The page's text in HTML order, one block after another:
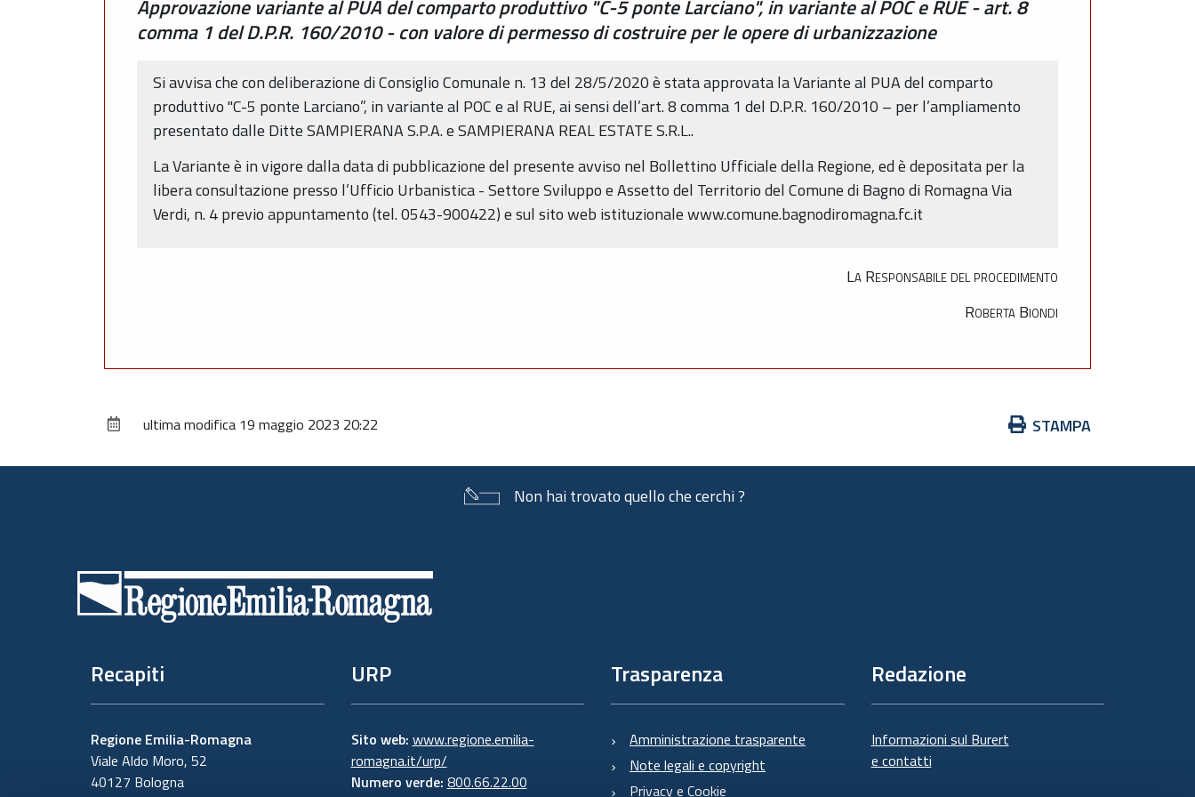
Approvazione variante al PUA del comparto produttivo "C-5 ponte Larciano", in variante al POC e RUE - art. 8
comma 1 del D.P.R. 160/2010 - con valore di permesso di costruire per le opere di urbanizzazione
Si avvisa che con deliberazione di Consiglio Comunale n. 13 del 28/5/2020 è stata approvata la Variante al PUA del comparto
produttivo "C-5 ponte Larciano”, in variante al POC e al RUE, ai sensi dell’art. 8 comma 1 del D.P.R. 160/2010 – per l’ampliamento
presentato dalle Ditte SAMPIERANA S.P.A. e SAMPIERANA REAL ESTATE S.R.L..
La Variante è in vigore dalla data di pubblicazione del presente avviso nel Bollettino Ufficiale della Regione, ed è depositata per la
libera consultazione presso l’Ufficio Urbanistica - Settore Sviluppo e Assetto del Territorio del Comune di Bagno di Romagna Via
Verdi, n. 4 previo appuntamento (tel. 0543-900422) e sul sito web istituzionale www.comune.bagnodiromagna.fc.it
La Responsabile del procedimento
Roberta Biondi
Azioni
documento
STAMPA
ultima modifica 19 maggio 2023 20:22
Non hai trovato quello che cerchi ?
Recapiti
Regione Emilia-Romagna
Viale Aldo Moro, 52
40127 Bologna
URP
Sito web: www.regione.emilia-
romagna.it/urp/
Numero verde: 800.66.22.00
Trasparenza
Amministrazione trasparente
Note legali e copyright
Privacy e Cookie
Redazione
Informazioni sul Burert
e contatti